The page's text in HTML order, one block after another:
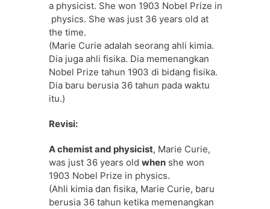
a physicist. She won 1903 Nobel Prize in
physics. She was just 36 years old at
the time.
(Marie Curie adalah seorang ahli kimia.
Dia juga ahli fisika. Dia memenangkan
Nobel Prize tahun 1903 di bidang fisika.
Dia baru berusia 36 tahun pada waktu
itu.)
Revisi:
A chemist and physicist, Marie Curie,
was just 36 years old when she won
1903 Nobel Prize in physics.
(Ahli kimia dan fisika, Marie Curie, baru
berusia 36 tahun ketika memenangkan